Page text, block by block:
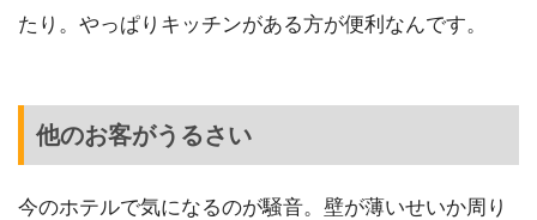
たり。やっぱりキッチンがある方が便利なんです。
他のお客がうるさい
今のホテルで気になるのが騒音。壁が薄いせいか周り